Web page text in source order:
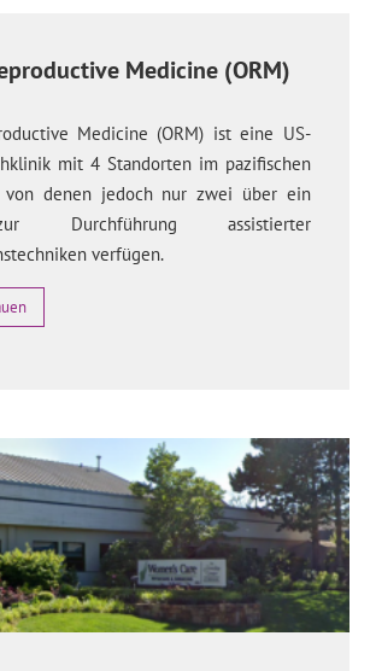
Medicine (ORM)
Medicine (ORM) ist eine US-
mit 4 Standorten im pazifischen
von denen jedoch nur zwei über ein
Durchführung assistierter
verfügen.